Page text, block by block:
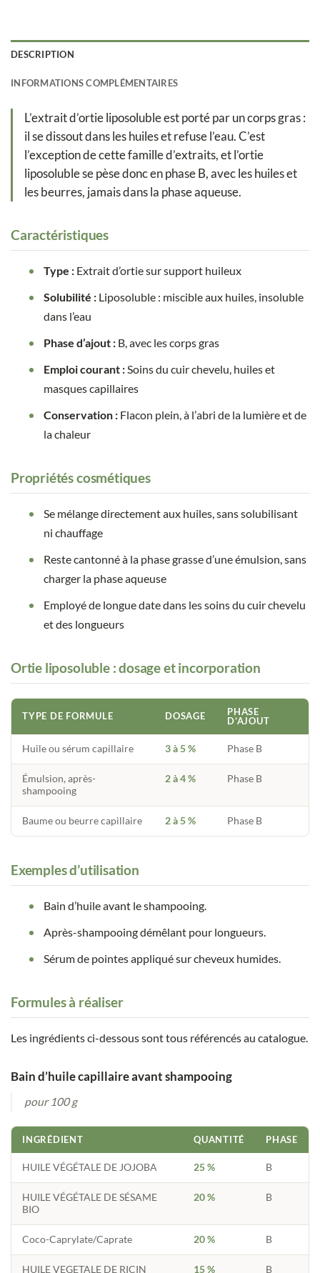
DESCRIPTION
INFORMATIONS COMPLÉMENTAIRES
L’extrait d’ortie liposoluble est porté par un corps gras :
il se dissout dans les huiles et refuse l’eau. C’est
l’exception de cette famille d’extraits, et l’ortie
liposoluble se pèse donc en phase B, avec les huiles et
les beurres, jamais dans la phase aqueuse.
Caractéristiques
Type : Extrait d’ortie sur support huileux
Solubilité : Liposoluble : miscible aux huiles, insoluble
dans l’eau
Phase d’ajout : B, avec les corps gras
Emploi courant : Soins du cuir chevelu, huiles et
masques capillaires
Conservation : Flacon plein, à l’abri de la lumière et de
la chaleur
Propriétés cosmétiques
Se mélange directement aux huiles, sans solubilisant
ni chauffage
Reste cantonné à la phase grasse d’une émulsion, sans
charger la phase aqueuse
Employé de longue date dans les soins du cuir chevelu
et des longueurs
Ortie liposoluble : dosage et incorporation
TYPE DE FORMULE DOSAGE
PHASE
D’AJOUT
Huile ou sérum capillaire 3 à 5 % Phase B
Émulsion, après-
shampooing
2 à 4 % Phase B
Baume ou beurre capillaire 2 à 5 % Phase B
Exemples d’utilisation
Bain d’huile avant le shampooing.
Après-shampooing démêlant pour longueurs.
Sérum de pointes appliqué sur cheveux humides.
Formules à réaliser
Les ingrédients ci-dessous sont tous référencés au catalogue.
Bain d’huile capillaire avant shampooing
pour 100 g
INGRÉDIENT QUANTITÉ PHASE
HUILE VÉGÉTALE DE JOJOBA 25 % B
HUILE VÉGÉTALE DE SÉSAME
BIO
20 % B
Coco-Caprylate/Caprate 20 % B
HUILE VEGETALE DE RICIN 15 % B